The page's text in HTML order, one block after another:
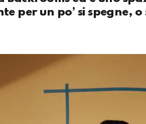
per un po’ si spegne, o